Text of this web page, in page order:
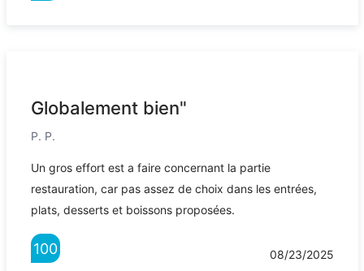
Globalement bien"
P. P.
Un gros effort est a faire concernant la partie
restauration, car pas assez de choix dans les entrées,
plats, desserts et boissons proposées.
100 08/23/2025